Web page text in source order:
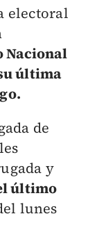
electoral
última
de
y
último
lunes